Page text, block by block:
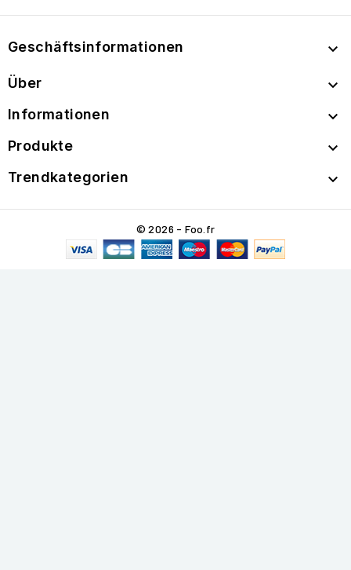
Geschäftsinformationen 
Über 
Informationen 
Produkte 
Trendkategorien 
© 2026 - Foo.fr